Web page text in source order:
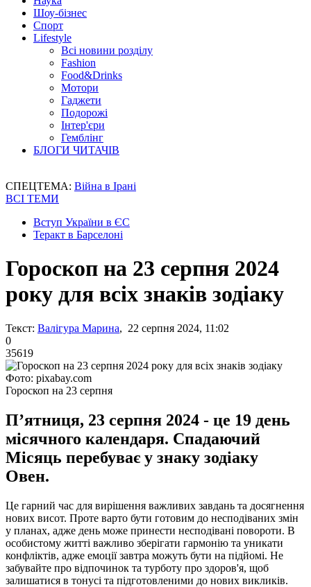
Шоу-бізнес
Спорт
Lifestyle
Всі новини розділу
Fashion
Food&Drinks
Мотори
Гаджети
Подорожі
Інтер'єри
Гемблінг
БЛОГИ ЧИТАЧІВ
СПЕЦТЕМА: Війна в Ірані
ВСІ ТЕМИ
Вступ України в ЄС
Теракт в Барселоні
Гороскоп на 23 серпня 2024
року для всіх знаків зодіаку
Текст: Валігура Марина, 22 серпня 2024, 11:02
0
35619
Фото: pixabay.com
Гороскоп на 23 серпня
П’ятниця, 23 серпня 2024 - це 19 день
місячного календаря. Спадаючий
Місяць перебуває у знаку зодіаку
Овен.
Це гарний час для вирішення важливих завдань та досягнення
нових висот. Проте варто бути готовим до несподіваних змін
у планах, адже день може принести несподівані повороти. В
особистому житті важливо зберігати гармонію та уникати
конфліктів, адже емоції завтра можуть бути на підйомі. Не
забувайте про відпочинок та турботу про здоров'я, щоб
залишатися в тонусі та підготовленими до нових викликів.